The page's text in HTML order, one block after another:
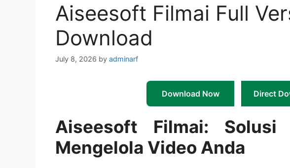
Aiseesoft Filmai Full
Download
July 8, 2026 by adminarf
Download Now Direct
Aiseesoft Filmai: Solusi
Mengelola Video Anda